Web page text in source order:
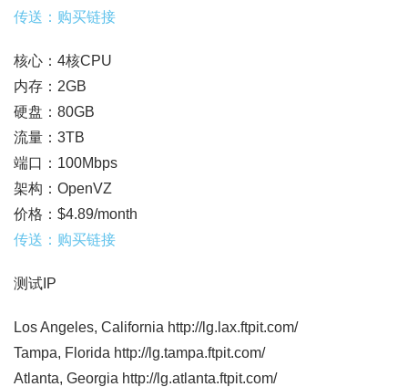
传送：购买链接
核心：4核CPU
内存：2GB
硬盘：80GB
流量：3TB
端口：100Mbps
架构：OpenVZ
价格：$4.89/month
传送：购买链接
测试IP
Los Angeles, California http://lg.lax.ftpit.com/
Tampa, Florida http://lg.tampa.ftpit.com/
Atlanta, Georgia http://lg.atlanta.ftpit.com/